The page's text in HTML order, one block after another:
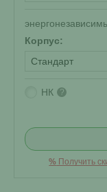
Корпус:
Стандарт
НК ?
% Получить